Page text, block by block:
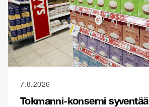
7.8.2026
Tokmanni-konserni syventää